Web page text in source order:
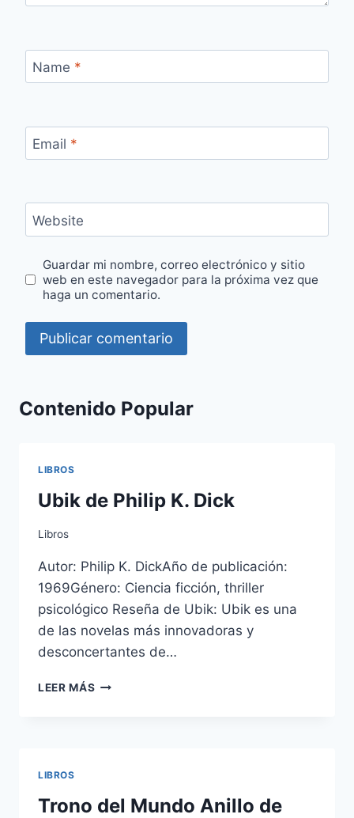
Name *
Email *
Website
Guardar mi nombre, correo electrónico y sitio
web en este navegador para la próxima vez que
haga un comentario.
Contenido Popular
LIBROS
Ubik de Philip K. Dick
Libros
Autor: Philip K. DickAño de publicación:
1969Género: Ciencia ficción, thriller
psicológico Reseña de Ubik: Ubik es una
de las novelas más innovadoras y
desconcertantes de…
LEER MÁS UBIK
LIBROS
Trono del Mundo Anillo de